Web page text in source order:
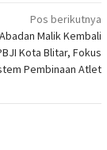
Pos berikutnya
Malik Kembali
Kota Blitar, Fokus
Pembinaan Atlet